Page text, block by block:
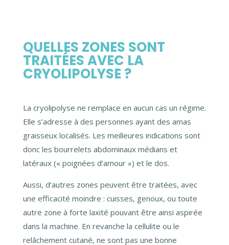
QUELLES ZONES SONT
TRAITÉES AVEC LA
CRYOLIPOLYSE ?
La cryolipolyse ne remplace en aucun cas un régime.
Elle s’adresse à des personnes ayant des amas
graisseux localisés. Les meilleures indications sont
donc les bourrelets abdominaux médians et
latéraux (« poignées d’amour ») et le dos.
Aussi, d’autres zones peuvent être traitées, avec
une efficacité moindre : cuisses, genoux, ou toute
autre zone à forte laxité pouvant être ainsi aspirée
dans la machine. En revanche la cellulite ou le
relâchement cutané, ne sont pas une bonne